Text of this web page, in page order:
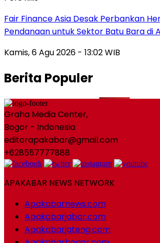
Fair Finance Asia Desak Perbankan
Pendanaan untuk Sektor Batu Bara di
Kamis, 6 Agu 2026 - 13:02 WIB
Berita Populer
Graha Media Center,
Bogor - Indonesia
editorapakabar@gmail.com
+628557777888
APAKABAR NEWS NETWORK
Apakabarnews.com
Apakabarjabar.com
Apakabarjateng.com